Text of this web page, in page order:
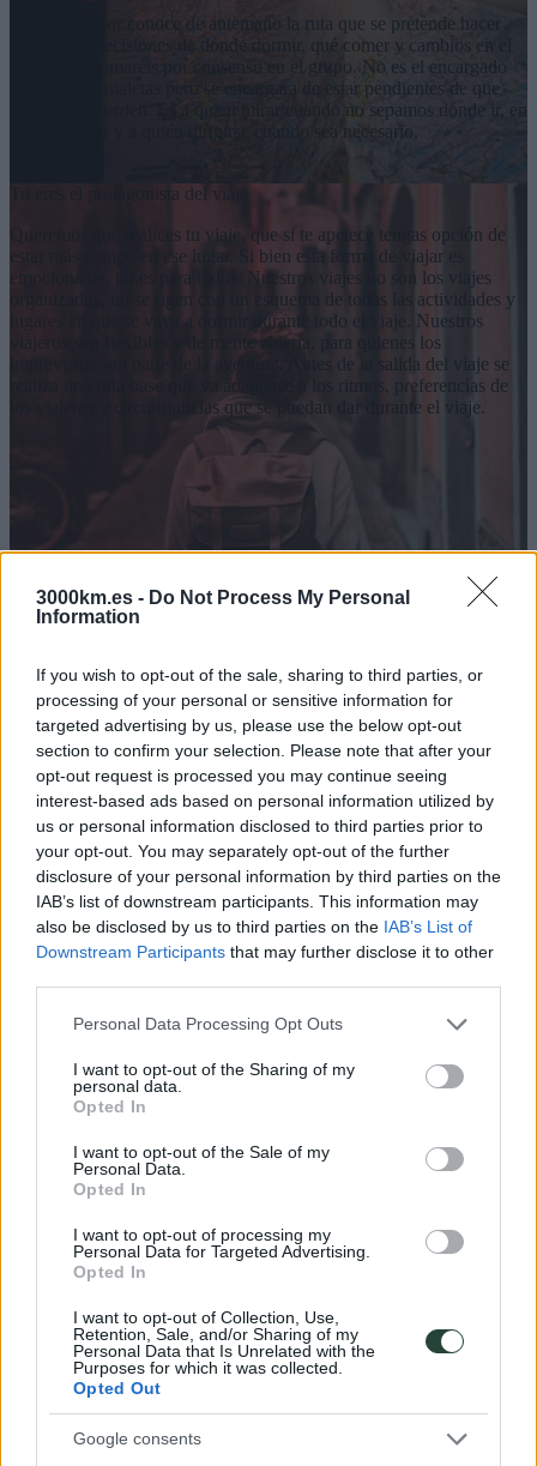
3000km.es - Do Not Process My Personal
Information
If you wish to opt-out of the sale, sharing to third parties, or
processing of your personal or sensitive information for
targeted advertising by us, please use the below opt-out
section to confirm your selection. Please note that after your
opt-out request is processed you may continue seeing
interest-based ads based on personal information utilized by
us or personal information disclosed to third parties prior to
your opt-out. You may separately opt-out of the further
disclosure of your personal information by third parties on the
IAB’s list of downstream participants. This information may
also be disclosed by us to third parties on the IAB’s List of
Downstream Participants that may further disclose it to other
Please note that this website/app uses one or more Google
not limited to your visit or usage behaviour. You may click to
grant or deny consent to Google and its third-party tags to
use your data for below specified purposes in below Google
consent section.
Personal Data Processing Opt Outs
I want to opt-out of the Sharing of my
personal data.
Opted In
I want to opt-out of the Sale of my
Personal Data.
Opted In
I want to opt-out of processing my
Personal Data for Targeted Advertising.
Opted In
I want to opt-out of Collection, Use,
Retention, Sale, and/or Sharing of my
Personal Data that Is Unrelated with the
Purposes for which it was collected.
Opted Out
Google consents
El coordinador conoce de antemano la ruta que se pretende hacer
aunque las decisiones de dónde dormir, qué comer y cambios en el
camino las tomaréis por consenso en el grupo. No es el encargado
de llevar las maletas pero se encargara de estar pendientes de que
todo esté en orden. Es a quién mirar cuando no sepamos dónde ir, en
quién confiar y a quién dirigirse cuando sea necesario.
Tu eres el protagonista del viaje
Queremos que realices tu viaje, que si te apetece tengas opción de
estar más tiempo en ese lugar. Si bien esta forma de viajar es
emocionante, no es para todos. Nuestros viajes no son los viajes
organizados, no se rigen con un esquema de todas las actividades y
lugares en que se vaya a dormir durante todo el viaje. Nuestros
viajeros son flexibles y de mente abierta, para quienes los
imprevistos son parte de la aventura. Antes de la salida del viaje se
realiza una ruta base que va adaptarse a los ritmos, preferencias de
los viajeros y circunstancias que se puedan dar durante el viaje.
El precio del viaje marcado en nuestra web incluye el vuelo, el
precio, siempre aparece un extra que llamamos “previsión de gastos”
y que es una cantidad estimada, que hace referencia al dinero
necesario para los gastos básicos de vivir y movernos en el destino
durante toda nuestra estancia – alojamientos, comidas y bebidas (no
alcohólicas), transporte local y entradas varias -.
El dinero de esta especie de “bote” se gestionará a través de
aplicaciones de compartir gastos, lo que facilita que todos podáis ir
aportando y controlando los gastos de forma transparente durante el
viaje.
Vamos a conocer nuevos amigos
puedan relacionarse entre ellos, participar en el viaje y estar más en
fácilmente. Además, puedes venir sólo, acompañado o con amigos.
Las habitaciones son compartidas con otros miembros del grupo y
puede que las camas sean dobles.
Diseñamos nuestros destinos y rutas
Descubrir juntos nuevos destinos y rutas poco conocidas forma parte
por rutas poco trillados y salir de los circuitos turísticos. Como lo
que más nos gusta del mundo es viajar jamás te ofreceremos una